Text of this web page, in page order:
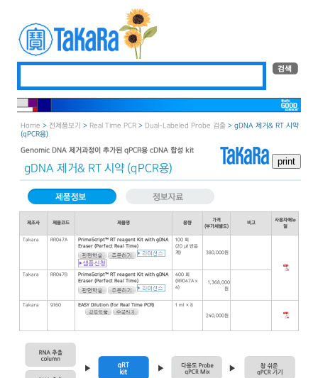
Home > 전제품보기 > Real Time PCR > Dual-Labeled Probe 검출 > gDNA 제거& RT 시약
(qPCR용)
Genomic DNA 제거과정이 추가된 qPCR용 cDNA 합성 kit
gDNA 제거& RT 시약 (qPCR용)
제조사 제품코드 제품명 용량
가격
(부가세별도)
비고
사용자매뉴
얼
Takara RR047A
PrimeScript™ RT reagent Kit with gDNA
Eraser (Perfect Real Time)
100 회
(20 ㎕ 반응
계)
380,000원
Takara RR047B
PrimeScript™ RT reagent Kit with gDNA
Eraser (Perfect Real Time)
400 회
(RR047A x
4)
1,368,000
원
Takara 9160 EASY Dilution (for Real Time PCR) 1 ml × 8
240,000원